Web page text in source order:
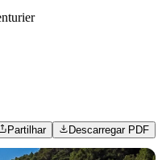
Partilhar Descarregar PDF